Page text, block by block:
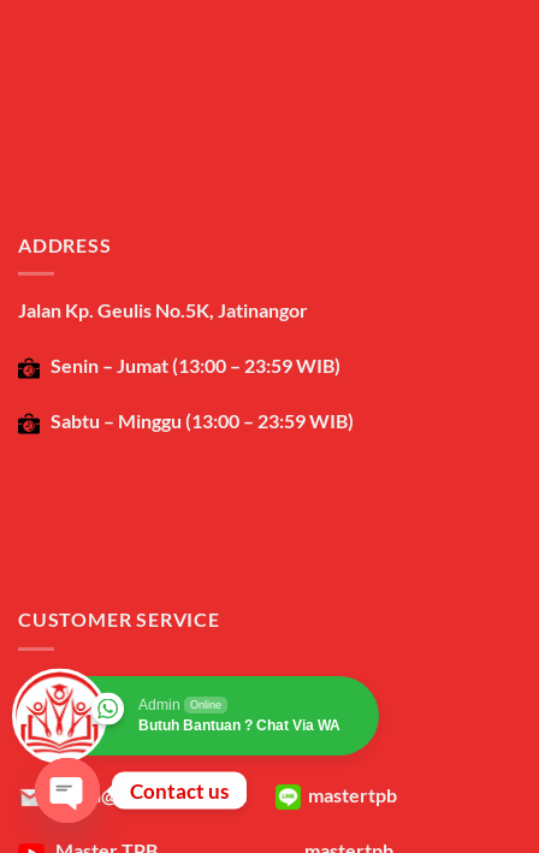
ADDRESS
Jalan Kp. Geulis No.5K, Jatinangor
Senin – Jumat (13:00 – 23:59 WIB)
Sabtu – Minggu (13:00 – 23:59 WIB)
CUSTOMER SERVICE
Admin Online
Butuh Bantuan ? Chat Via WA
admin@mastertpb.com mastertpb
Contact us
OPEN